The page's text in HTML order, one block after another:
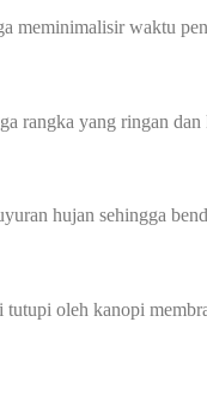
meminimalisir waktu
rangka yang ringan
hujan sehingga
oleh kanopi